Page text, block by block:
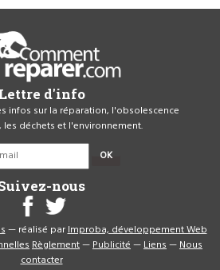
Lettre d'info
infos sur la réparation, l'obsolescence
déchets et l'environnement.
OK
nous
— réalisé parImproba, développement Web
Règlement—Publicité—Liens—Nous
contacter